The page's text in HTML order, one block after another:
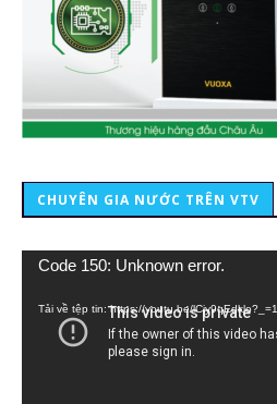
CHUYÊN GIA NƯỚC TRÊN VTV
Trình
Code 150: Unknown error.
Tải về tệp tin: https://youtu.be/lCiy9qEdklo?_=1